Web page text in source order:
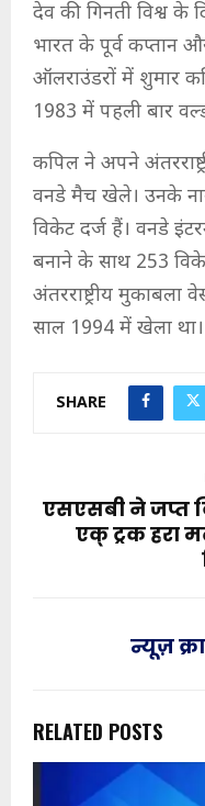
देव की गिनती विश्व के
भारत के पूर्व कप्तान
ऑलराउंडरों में शुमार
1983 में पहली बार
कपिल ने अपने
वनडे मैच खेले। उनके
विकेट दर्ज हैं। वनडे
बनाने के साथ 253
अंतरराष्ट्रीय मुकाबला
साल 1994 में खेला था।
SHARE
एसएसबी ने जप्त
एक् ट्रक हरा
न्यूज़
RELATED POSTS